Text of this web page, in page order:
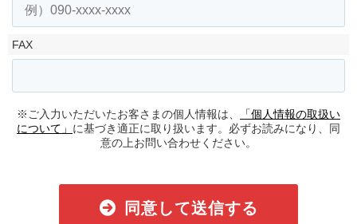
FAX
※ご入力いただいたお客さまの個人情報は、
「個人情報の取扱い
について」 に基づき適正に取り扱います。必ずお読みになり、同
意の上お問い合わせください。
同意して送信する